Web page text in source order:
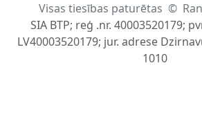
Visas tiesības paturētas ©
SIA BTP; reģ .nr. 40003520179;
LV40003520179; jur. adrese
1010